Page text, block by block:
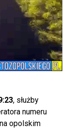
, służby
numeru
opolskim